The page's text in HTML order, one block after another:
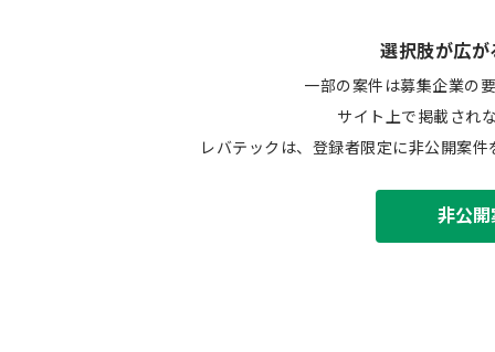
選択肢が広が
一部の案件は募集企業の
サイト上で掲載され
レバテックは、登録者限定に非公開案
非公